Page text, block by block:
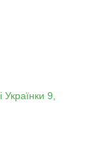
9,